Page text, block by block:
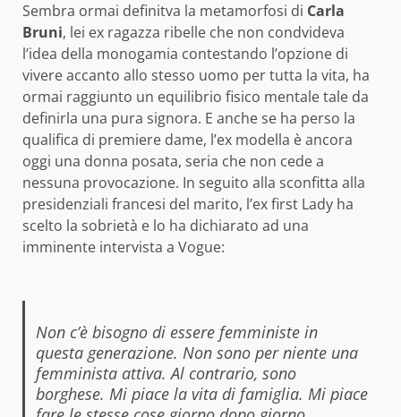
Sembra ormai definitva la metamorfosi di Carla
Bruni, lei ex ragazza ribelle che non condvideva
l’idea della monogamia contestando l’opzione di
vivere accanto allo stesso uomo per tutta la vita, ha
ormai raggiunto un equilibrio fisico mentale tale da
definirla una pura signora. E anche se ha perso la
qualifica di premiere dame, l’ex modella è ancora
oggi una donna posata, seria che non cede a
nessuna provocazione. In seguito alla sconfitta alla
presidenziali francesi del marito, l’ex first Lady ha
scelto la sobrietà e lo ha dichiarato ad una
imminente intervista a Vogue:
Non c’è bisogno di essere femministe in
questa generazione. Non sono per niente una
femminista attiva. Al contrario, sono
borghese. Mi piace la vita di famiglia. Mi piace